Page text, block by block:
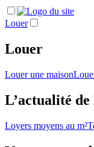
Louer
Louer
Louer une maison
L’actualité
Loyers moyens au m²